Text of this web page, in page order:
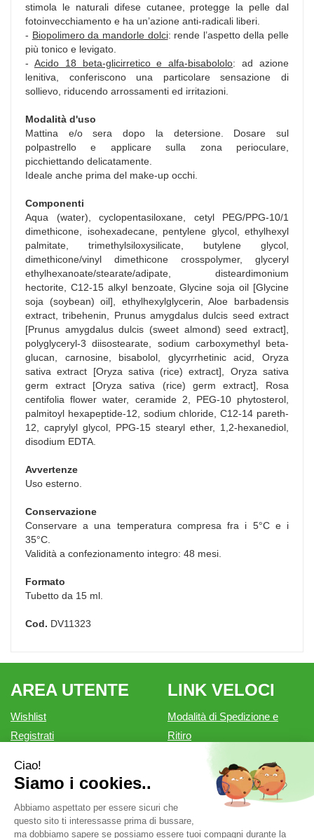
stimola le naturali difese cutanee, protegge la pelle dal
fotoinvecchiamento e ha un’azione anti-radicali liberi.
- Biopolimero da mandorle dolci: rende l’aspetto della pelle
più tonico e levigato.
- Acido 18 beta-glicirretico e alfa-bisabololo: ad azione
lenitiva, conferiscono una particolare sensazione di
sollievo, riducendo arrossamenti ed irritazioni.
Modalità d'uso
Mattina e/o sera dopo la detersione. Dosare sul
polpastrello e applicare sulla zona perioculare,
picchiettando delicatamente.
Ideale anche prima del make-up occhi.
Componenti
Aqua (water), cyclopentasiloxane, cetyl PEG/PPG-10/1
dimethicone, isohexadecane, pentylene glycol, ethylhexyl
palmitate, trimethylsiloxysilicate, butylene glycol,
dimethicone/vinyl dimethicone crosspolymer, glyceryl
ethylhexanoate/stearate/adipate, disteardimonium
hectorite, C12-15 alkyl benzoate, Glycine soja oil [Glycine
soja (soybean) oil], ethylhexylglycerin, Aloe barbadensis
extract, tribehenin, Prunus amygdalus dulcis seed extract
[Prunus amygdalus dulcis (sweet almond) seed extract],
polyglyceryl-3 diisostearate, sodium carboxymethyl beta-
glucan, carnosine, bisabolol, glycyrrhetinic acid, Oryza
sativa extract [Oryza sativa (rice) extract], Oryza sativa
germ extract [Oryza sativa (rice) germ extract], Rosa
centifolia flower water, ceramide 2, PEG-10 phytosterol,
palmitoyl hexapeptide-12, sodium chloride, C12-14 pareth-
12, caprylyl glycol, PPG-15 stearyl ether, 1,2-hexanediol,
disodium EDTA.
Avvertenze
Uso esterno.
Conservazione
Conservare a una temperatura compresa fra i 5°C e i
35°C.
Validità a confezionamento integro: 48 mesi.
Formato
Tubetto da 15 ml.
Cod. DV11323
AREA UTENTE
Wishlist
Registrati
Contatti
LINK VELOCI
Modalità di Spedizione e
Ritiro
Informativa privacy
Condizioni di vendita